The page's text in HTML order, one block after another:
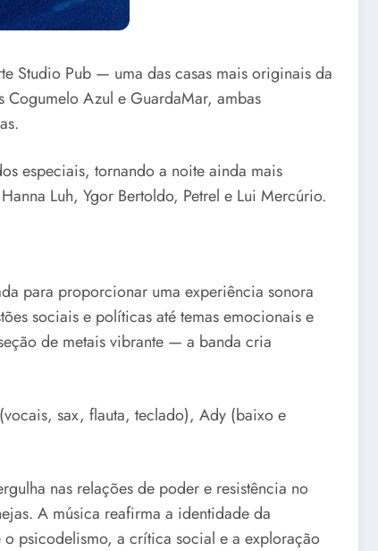
Studio Pub — uma das casas mais originais da
Cogumelo Azul e GuardaMar, ambas
especiais, tornando a noite ainda mais
Luh, Ygor Bertoldo, Petrel e Lui Mercúrio.
para proporcionar uma experiência sonora
sociais e políticas até temas emocionais e
de metais vibrante — a banda cria
sax, flauta, teclado), Ady (baixo e
nas relações de poder e resistência no
A música reafirma a identidade da
psicodelismo, a crítica social e a exploração